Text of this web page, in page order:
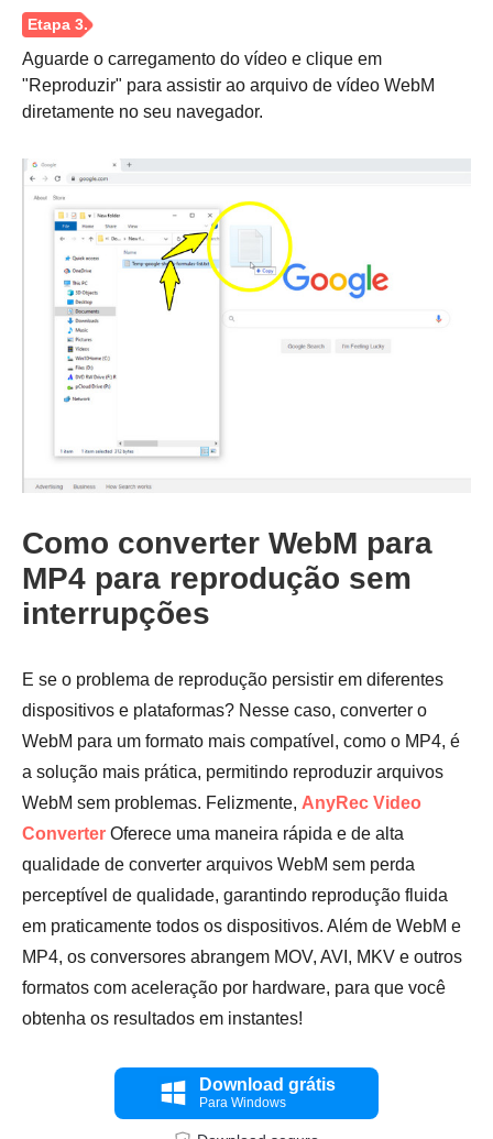
Aguarde o carregamento do vídeo e clique em
"Reproduzir" para assistir ao arquivo de vídeo WebM
diretamente no seu navegador.
Como converter WebM para
MP4 para reprodução sem
interrupções
E se o problema de reprodução persistir em diferentes
dispositivos e plataformas? Nesse caso, converter o
WebM para um formato mais compatível, como o MP4, é
a solução mais prática, permitindo reproduzir arquivos
WebM sem problemas. Felizmente, AnyRec Video
Converter Oferece uma maneira rápida e de alta
qualidade de converter arquivos WebM sem perda
perceptível de qualidade, garantindo reprodução fluida
em praticamente todos os dispositivos. Além de WebM e
MP4, os conversores abrangem MOV, AVI, MKV e outros
formatos com aceleração por hardware, para que você
obtenha os resultados em instantes!
Download grátis
Para Windows